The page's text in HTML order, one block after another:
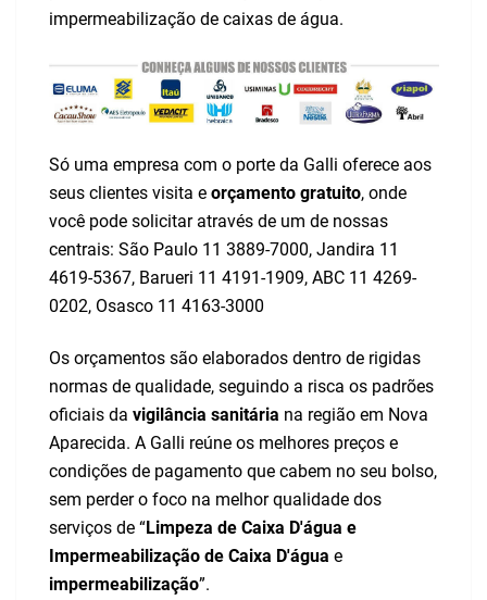
impermeabilização de caixas de água.
Só uma empresa com o porte da Galli oferece aos
seus clientes visita e orçamento gratuito, onde
você pode solicitar através de um de nossas
centrais: São Paulo 11 3889-7000, Jandira 11
4619-5367, Barueri 11 4191-1909, ABC 11 4269-
0202, Osasco 11 4163-3000
Os orçamentos são elaborados dentro de rigidas
normas de qualidade, seguindo a risca os padrões
oficiais da vigilância sanitária na região em Nova
Aparecida. A Galli reúne os melhores preços e
condições de pagamento que cabem no seu bolso,
sem perder o foco na melhor qualidade dos
serviços de “Limpeza de Caixa D'água e
Impermeabilização de Caixa D'água e
impermeabilização”.